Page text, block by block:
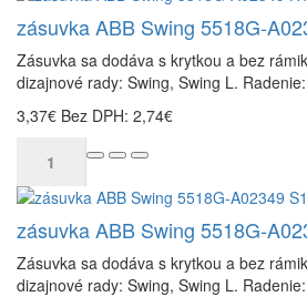
zásuvka ABB Swing 5518G-
Zásuvka sa dodáva s krytkou a bez
dizajnové rady: Swing, Swing L.
3,37€ Bez DPH: 2,74€
zásuvka ABB Swing 5518G-
Zásuvka sa dodáva s krytkou a bez
dizajnové rady: Swing, Swing L.